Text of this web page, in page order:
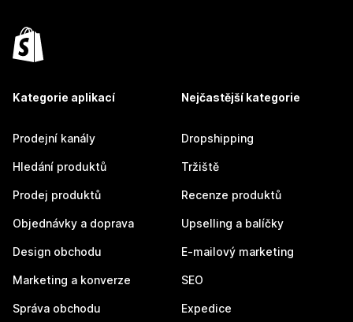
Kategorie aplikací
Prodejní kanály
Hledání produktů
Prodej produktů
Objednávky a doprava
Design obchodu
Marketing a konverze
Správa obchodu
Nejčastější kategorie
Dropshipping
Tržiště
Recenze produktů
Upselling a balíčky
E-mailový marketing
SEO
Expedice